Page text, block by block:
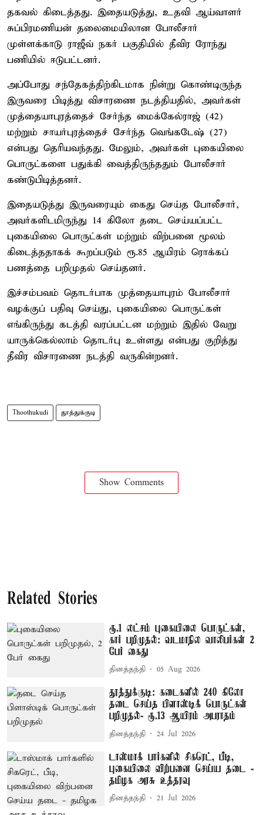
தகவல் கிடைத்தது. இதையடுத்து, உதவி ஆய்வாளர்
சுப்பிரமணியன் தலைமையிலான போலீசார்
முள்ளக்காடு ராஜீவ் நகர் பகுதியில் தீவிர ரோந்து
பணியில் ஈடுபட்டனர்.
அப்போது சந்தேகத்திற்கிடமாக நின்று கொண்டிருந்த
இருவரை பிடித்து விசாரணை நடத்தியதில், அவர்கள்
முத்தையாபுரத்தைச் சேர்ந்த மைக்கேல்ராஜ் (42)
மற்றும் சாயர்புரத்தைச் சேர்ந்த வெங்கடேஷ் (27)
என்பது தெரியவந்தது. மேலும், அவர்கள் புகையிலை
பொருட்களை பதுக்கி வைத்திருந்ததும் போலீசார்
கண்டுபிடித்தனர்.
இதையடுத்து இருவரையும் கைது செய்த போலீசார்,
அவர்களிடமிருந்து 14 கிலோ தடை செய்யப்பட்ட
புகையிலை பொருட்கள் மற்றும் விற்பனை மூலம்
கிடைத்ததாகக் கூறப்படும் ரூ.85 ஆயிரம் ரொக்கப்
பணத்தை பறிமுதல் செய்தனர்.
இச்சம்பவம் தொடர்பாக முத்தையாபுரம் போலீசார்
வழக்குப் பதிவு செய்து, புகையிலை பொருட்கள்
எங்கிருந்து கடத்தி வரப்பட்டன மற்றும் இதில் வேறு
யாருக்கெல்லாம் தொடர்பு உள்ளது என்பது குறித்து
தீவிர விசாரணை நடத்தி வருகின்றனர்.
Thoothukudi தூத்துக்குடி
Show Comments
Related Stories
ரூ.1 லட்சம் புகையிலை பொருட்கள்,
கார் பறிமுதல்: வடமாநில வாலிபர்கள் 2
பேர் கைது
தினத்தந்தி 05 Aug 2026
தூத்துக்குடி: கடைகளில் 240 கிலோ
தடை செய்த பிளாஸ்டிக் பொருட்கள்
பறிமுதல்- ரூ.13 ஆயிரம் அபராதம்
தினத்தந்தி 24 Jul 2026
டாஸ்மாக் பார்களில் சிகரெட், பீடி,
புகையிலை விற்பனை செய்ய தடை -
தமிழக அரசு உத்தரவு
தினத்தந்தி 21 Jul 2026